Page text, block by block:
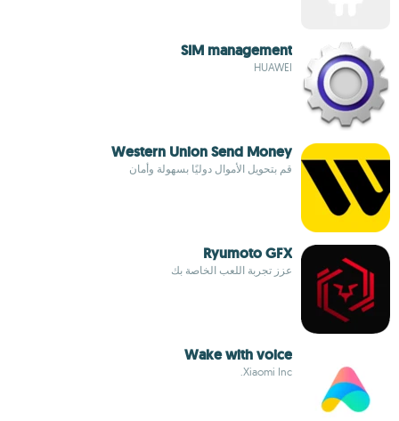
SIM management
HUAWEI
Western Union Send Money
قم بتحويل الأموال دوليًا بسهولة وأمان
Ryumoto GFX
عزز تجربة اللعب الخاصة بك
Wake with voice
Xiaomi Inc.